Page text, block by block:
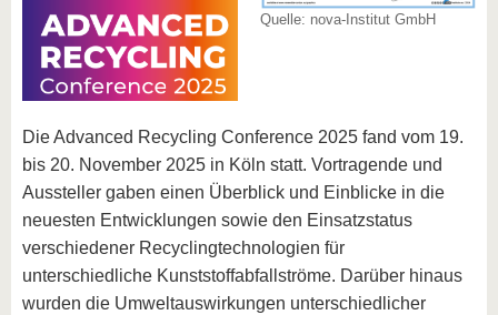
Quelle: nova-Institut GmbH
Die Advanced Recycling Conference 2025 fand vom 19.
bis 20. November 2025 in Köln statt. Vortragende und
Aussteller gaben einen Überblick und Einblicke in die
neuesten Entwicklungen sowie den Einsatzstatus
verschiedener Recyclingtechnologien für
unterschiedliche Kunststoffabfallströme. Darüber hinaus
wurden die Umweltauswirkungen unterschiedlicher